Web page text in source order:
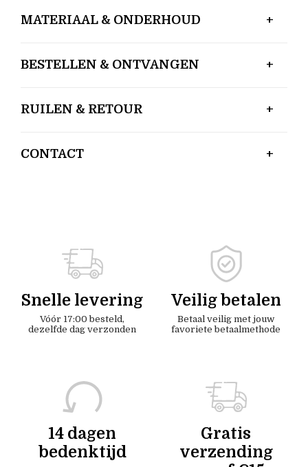
MATERIAAL & ONDERHOUD
BESTELLEN & ONTVANGEN
RUILEN & RETOUR
CONTACT
Snelle levering
Vóór 17:00 besteld,
dezelfde dag verzonden
Veilig betalen
Betaal veilig met jouw
favoriete betaalmethode
14 dagen
bedenktijd
Gratis
verzending